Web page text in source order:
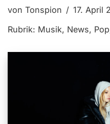
von Tonspion
17. April
Rubrik: Musik, News, Pop